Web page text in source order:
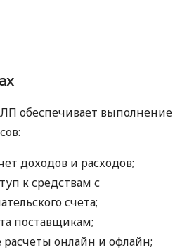
обеспечивает выполнение
доходов и расходов;
к средствам с
счета;
поставщикам;
онлайн и офлайн;